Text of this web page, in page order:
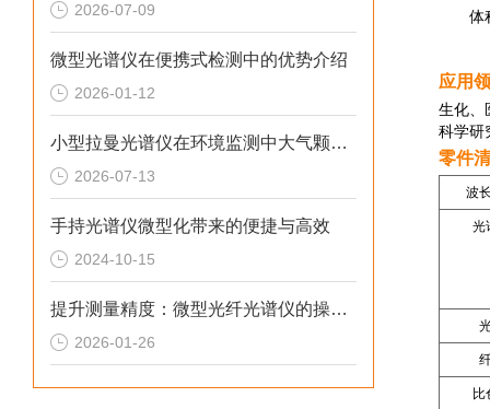
2026-07-09
微型光谱仪在便携式检测中的优势介绍
2026-01-12
小型拉曼光谱仪在环境监测中大气颗粒物、水体污染物现场快速定性分析
2026-07-13
手持光谱仪微型化带来的便捷与高效
2024-10-15
提升测量精度：微型光纤光谱仪的操作技巧
2026-01-26
体
应用
生化、
科学研
零件
波
光
比